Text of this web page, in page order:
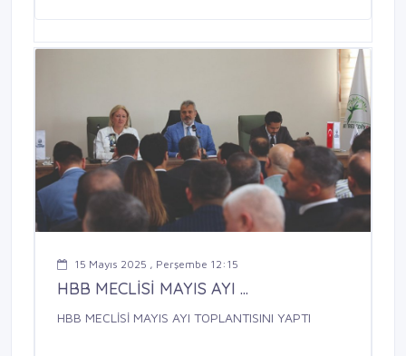
15 Mayıs 2025 , Perşembe 12:15
HBB MECLİSİ MAYIS AYI ...
HBB MECLİSİ MAYIS AYI TOPLANTISINI YAPTI